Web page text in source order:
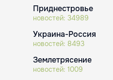
Приднестровье
новостей: 34989
Украина-Россия
новостей: 8493
Землетрясение
новостей: 1009